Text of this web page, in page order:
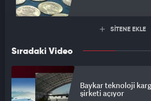
SİTENE EKLE
Sıradaki Video
Baykar teknoloji kargo havayolu
şirketi açıyor